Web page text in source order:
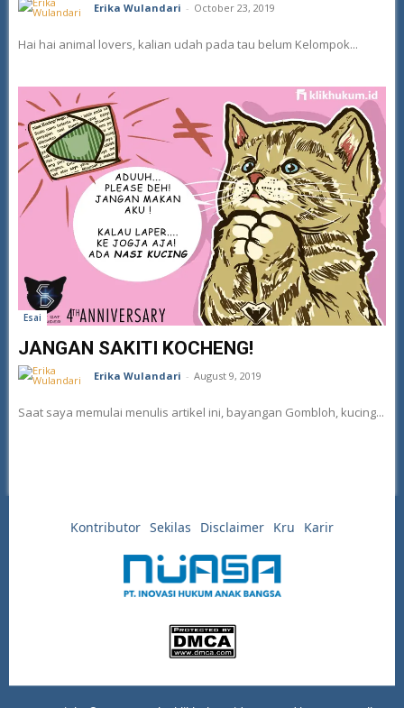
Erika Wulandari - October 23, 2019
Hai hai animal lovers, kalian udah pada tau belum Kelompok...
Esai
JANGAN SAKITI KOCHENG!
Erika Wulandari - August 9, 2019
Saat saya memulai menulis artikel ini, bayangan Gombloh, kucing...
Kontributor Sekilas Disclaimer Kru Karir